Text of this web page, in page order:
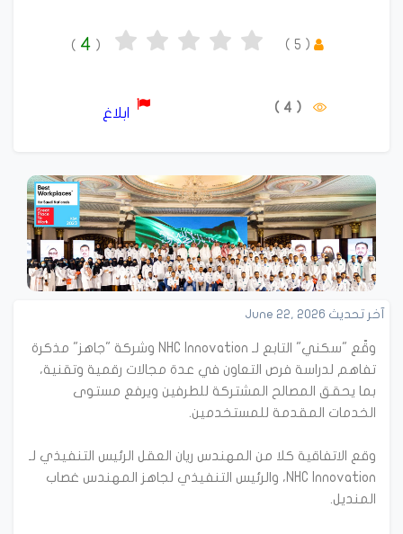
(
5
)
(
4
)
( 4 ) ابلاغ
آخر تحديث June 22, 2026
وقّع "سكني" التابع لـ NHC Innovation وشركة "جاهز" مذكرة
تفاهم لدراسة فرص التعاون في عدة مجالات رقمية وتقنية،
بما يحقق المصالح المشتركة للطرفين ويرفع مستوى
وقع الاتفاقية كلا من المهندس ريان العقل الرئيس التنفيذي لـ
NHC Innovation، والرئيس التنفيذي لجاهز المهندس غصاب